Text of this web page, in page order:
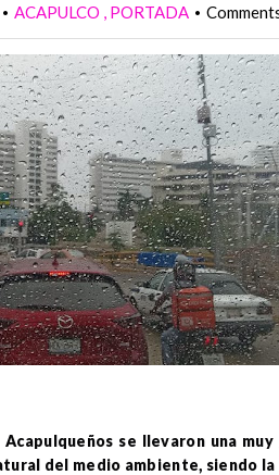
• ACAPULCO PORTADA •
se llevaron una
del medio ambiente, siendo